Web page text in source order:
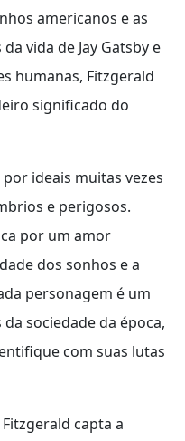
americanos e as
vida de Jay Gatsby e
humanas, Fitzgerald
significado do
ideais muitas vezes
e perigosos.
por um amor
dos sonhos e a
personagem é um
sociedade da época,
com suas lutas
capta a